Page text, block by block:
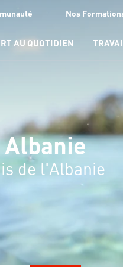
Nos
AU QUOTIDIEN
de l'Albanie